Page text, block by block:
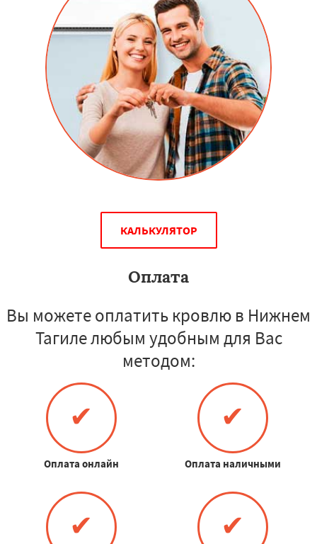
КАЛЬКУЛЯТОР
Оплата
Вы можете оплатить кровлю в Нижнем
Тагиле любым удобным для Вас
методом:
✔
Оплата онлайн
✔
Оплата наличными
✔ ✔